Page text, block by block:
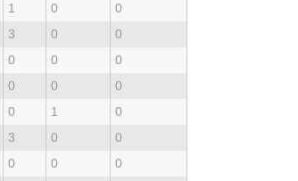
1 0
0
3 0
0
0 0
0
0 0
0
0 1
0
3 0
0
0 0
0